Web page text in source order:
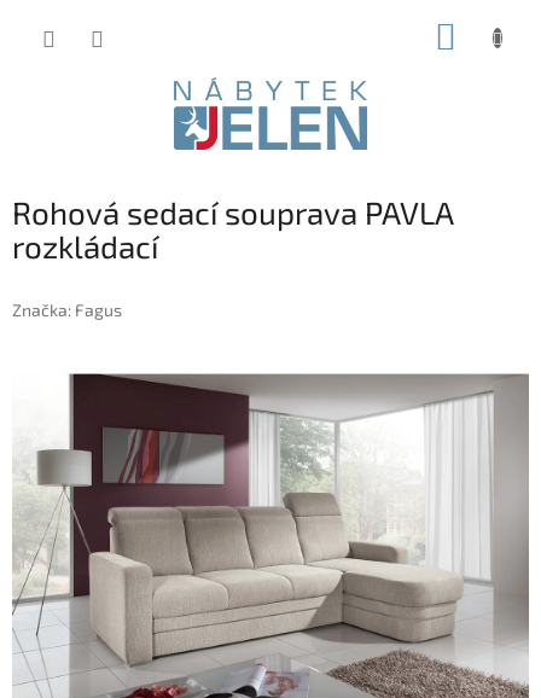
Rohová sedací souprava PAVLA
rozkládací
Značka: Fagus